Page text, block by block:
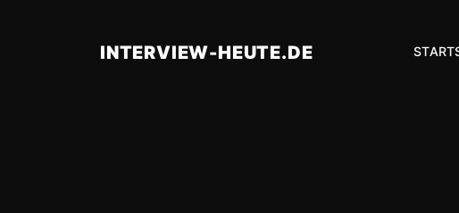
INTERVIEW-HEUTE.DE